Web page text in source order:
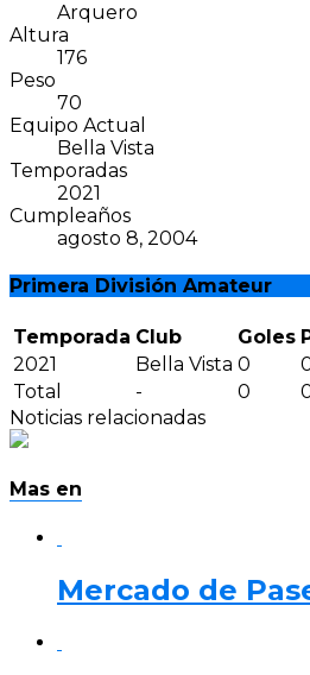
Arquero
Altura
176
Peso
70
Equipo Actual
Bella Vista
Temporadas
2021
Cumpleaños
agosto 8, 2004
Primera División Amateur
Temporada Club Goles
2021
Bella Vista 0
Total
- 0
Noticias relacionadas
Mas en
Mercado de